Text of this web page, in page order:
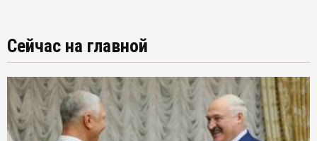
Сейчас на главной